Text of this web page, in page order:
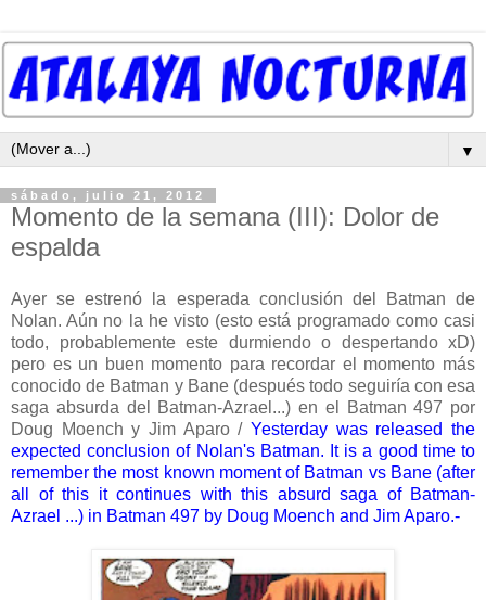
▼
sábado, julio 21, 2012
Momento de la semana (III): Dolor de
espalda
Ayer se estrenó la esperada conclusión del Batman de
Nolan. Aún no la he visto (esto está programado como casi
todo, probablemente este durmiendo o despertando xD)
pero es un buen momento para recordar el momento más
conocido de Batman y Bane (después todo seguiría con esa
saga absurda del Batman-Azrael...) en el Batman 497 por
Doug Moench y Jim Aparo / Yesterday was released the
expected conclusion of Nolan's Batman. It is a good time to
remember the most known moment of Batman vs Bane (after
all of this it continues with this absurd saga of Batman-
Azrael ...) in Batman 497 by Doug Moench and Jim Aparo.-